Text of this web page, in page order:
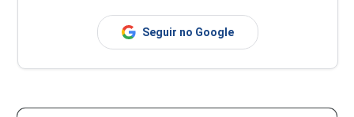
Seguir no Google